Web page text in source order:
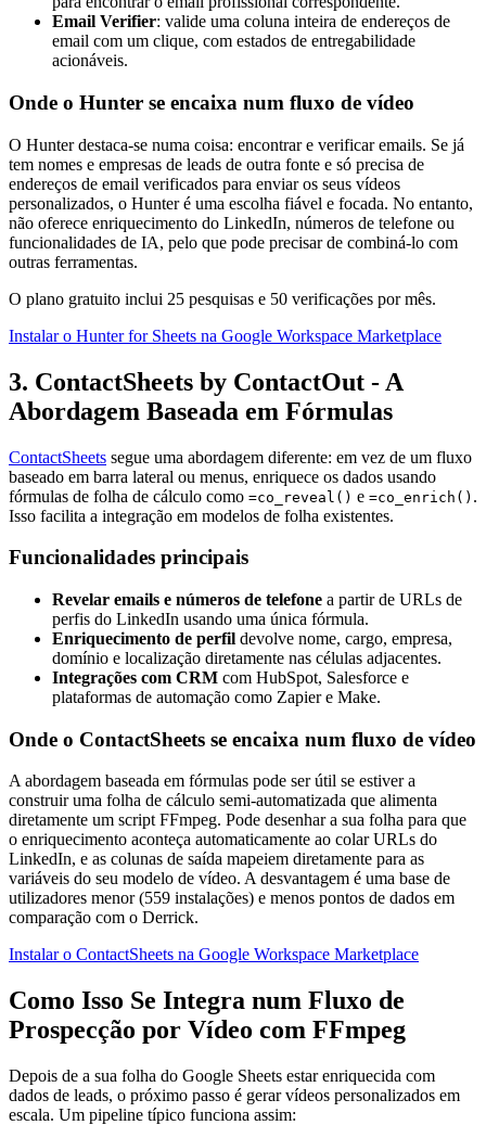
Email Verifier: valide uma coluna inteira de endereços de
email com um clique, com estados de entregabilidade
acionáveis.
Onde o Hunter se encaixa num fluxo de vídeo
O Hunter destaca-se numa coisa: encontrar e verificar emails. Se já
tem nomes e empresas de leads de outra fonte e só precisa de
endereços de email verificados para enviar os seus vídeos
personalizados, o Hunter é uma escolha fiável e focada. No entanto,
não oferece enriquecimento do LinkedIn, números de telefone ou
funcionalidades de IA, pelo que pode precisar de combiná-lo com
outras ferramentas.
O plano gratuito inclui 25 pesquisas e 50 verificações por mês.
Instalar o Hunter for Sheets na Google Workspace Marketplace
3. ContactSheets by ContactOut - A
Abordagem Baseada em Fórmulas
ContactSheets segue uma abordagem diferente: em vez de um fluxo
baseado em barra lateral ou menus, enriquece os dados usando
fórmulas de folha de cálculo como =co_reveal() e =co_enrich() .
Isso facilita a integração em modelos de folha existentes.
Funcionalidades principais
Revelar emails e números de telefone a partir de URLs de
perfis do LinkedIn usando uma única fórmula.
Enriquecimento de perfil devolve nome, cargo, empresa,
domínio e localização diretamente nas células adjacentes.
Integrações com CRM com HubSpot, Salesforce e
plataformas de automação como Zapier e Make.
Onde o ContactSheets se encaixa num fluxo de vídeo
A abordagem baseada em fórmulas pode ser útil se estiver a
construir uma folha de cálculo semi-automatizada que alimenta
diretamente um script FFmpeg. Pode desenhar a sua folha para que
o enriquecimento aconteça automaticamente ao colar URLs do
LinkedIn, e as colunas de saída mapeiem diretamente para as
variáveis do seu modelo de vídeo. A desvantagem é uma base de
utilizadores menor (559 instalações) e menos pontos de dados em
comparação com o Derrick.
Instalar o ContactSheets na Google Workspace Marketplace
Como Isso Se Integra num Fluxo de
Prospecção por Vídeo com FFmpeg
Depois de a sua folha do Google Sheets estar enriquecida com
dados de leads, o próximo passo é gerar vídeos personalizados em
escala. Um pipeline típico funciona assim: